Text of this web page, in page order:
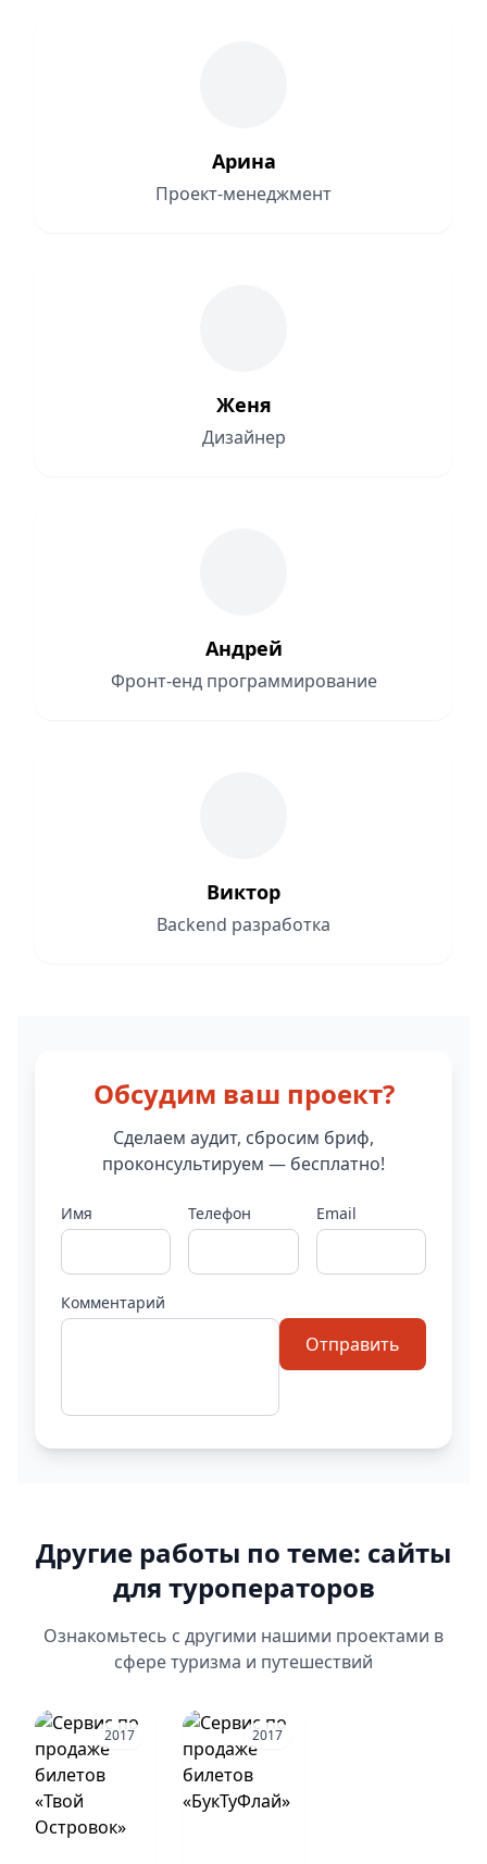
Арина
Проект-менеджмент
Женя
Дизайнер
Андрей
Фронт-енд программирование
Виктор
Backend разработка
Обсудим ваш проект?
Сделаем аудит, сбросим бриф,
проконсультируем — бесплатно!
Имя Телефон Email
Комментарий
Отправить
Другие работы по теме: сайты
для туроператоров
Ознакомьтесь с другими нашими проектами в
сфере туризма и путешествий
2017 2017